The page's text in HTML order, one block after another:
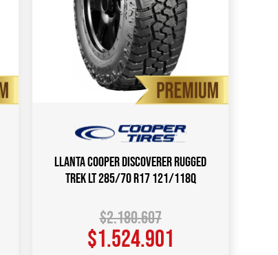
Llanta COOPER DISCOVERER RUGGED
TREK LT 285/70 R17 121/118Q
$2.180.607
$1.524.901